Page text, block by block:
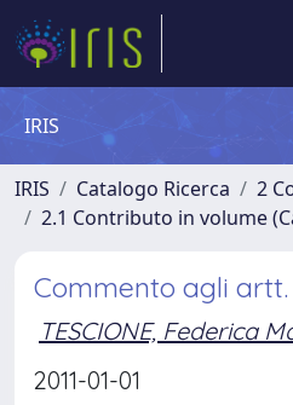
IRIS
IRIS Catalogo Ricerca
2
2.1 Contributo in volume
Commento agli
TESCIONE, Federica
2011-01-01